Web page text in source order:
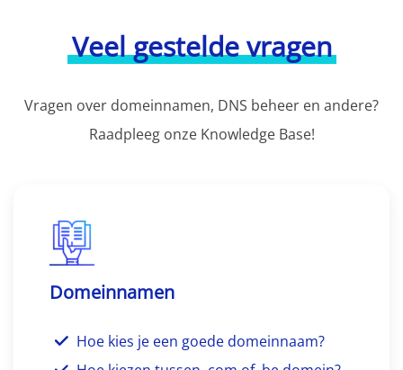
Veel gestelde vragen
Vragen over domeinnamen, DNS beheer en andere?
Raadpleeg onze Knowledge Base!
Domeinnamen
Hoe kies je een goede domeinnaam?